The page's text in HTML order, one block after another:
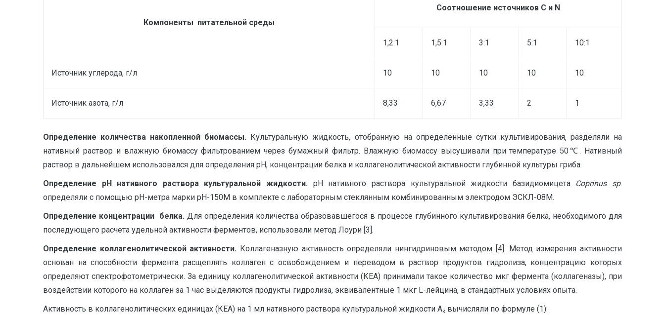
Компоненты питательной среды
Соотношение источников C и N
1,2:1 1,5:1 3:1 5:1 10:1
Источник углерода, г/л 10 10 10 10 10
Источник азота, г/л 8,33 6,67 3,33 2 1
Определение количества накопленной биомассы. Культуральную жидкость, отобранную на определенные сутки культивирования, разделяли на
нативный раствор и влажную биомассу фильтрованием через бумажный фильтр. Влажную биомассу высушивали при температуре 50℃. Нативный
раствор в дальнейшем использовался для определения pH, концентрации белка и коллагенолитической активности глубинной культуры гриба.
Определение pHнативного раствора культуральной жидкости. pH нативного раствора культуральной жидкости базидиомицета Coprinus sp.
определяли с помощью pH-метра марки pH-150М в комплекте с лабораторным стеклянным комбинированным электродом ЭСКЛ-08М.
Определение концентрации белка. Для определения количества образовавшегося в процессе глубинного культивирования белка, необходимого для
последующего расчета удельной активности ферментов, использовали метод Лоури [3].
Определение коллагенолитической активности. Коллагеназную активность определяли нингидриновым методом [4]. Метод измерения активности
основан на способности фермента расщеплять коллаген с освобождением и переводом в раствор продуктов гидролиза, концентрацию которых
определяют спектрофотометрически. За единицу коллагенолитической активности (КЕА) принимали такое количество мкг фермента (коллагеназы), при
воздействии которого на коллаген за 1 час выделяются продукты гидролиза, эквивалентные 1 мкг L-лейцина, в стандартных условиях опыта.
Активность в коллагенолитических единицах (КЕА) на 1 мл нативного раствора культуральной жидкости Ак вычисляли по формуле (1):